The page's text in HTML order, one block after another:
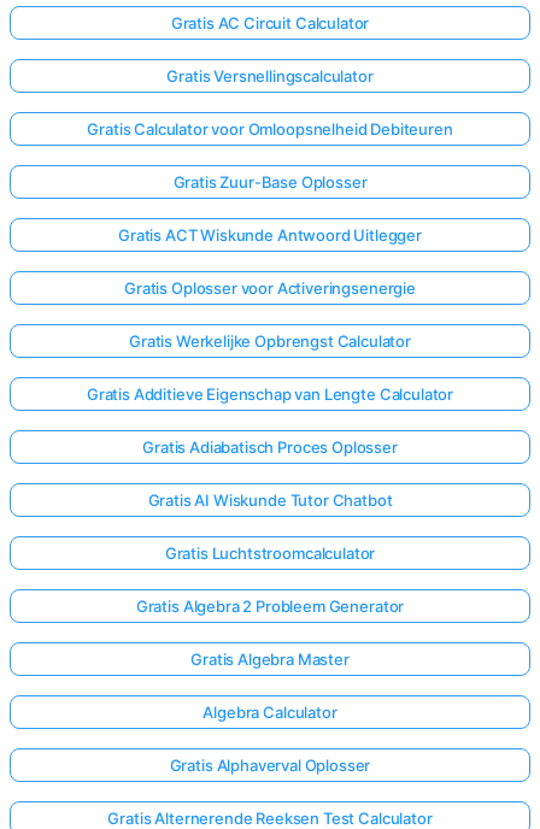
Gratis AC Circuit Calculator
Gratis Versnellingscalculator
Gratis Calculator voor Omloopsnelheid Debiteuren
Gratis Zuur-Base Oplosser
Gratis ACT Wiskunde Antwoord Uitlegger
Gratis Oplosser voor Activeringsenergie
Gratis Werkelijke Opbrengst Calculator
Gratis Additieve Eigenschap van Lengte Calculator
Gratis Adiabatisch Proces Oplosser
Gratis AI Wiskunde Tutor Chatbot
Gratis Luchtstroomcalculator
Gratis Algebra 2 Probleem Generator
Gratis Algebra Master
Algebra Calculator
Gratis Alphaverval Oplosser
Gratis Alternerende Reeksen Test Calculator